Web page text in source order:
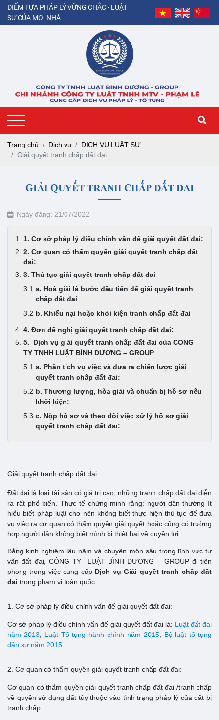
ĐIỂM TỰA PHÁP LÝ VỮNG CHẮC - LUẬT
SƯ CỦA MỌI NHÀ
Trang chủ Dịch vụ
DỊCH VỤ LUẬT SƯ
Giải quyết tranh chấp đất đai
GIẢI QUYẾT TRANH CHẤP ĐẤT ĐAI
Ngày đăng: 21/07/2022
1. Cơ sở pháp lý điều chỉnh vấn để giải quyết đất đai:
2. Cơ quan có thẩm quyền giải quyết tranh chấp đất
đai:
3. Thủ tục giải quyết tranh chấp đất đai
a. Hoà giải là bước đầu tiên để giải quyết tranh
chấp đất đai
b. Khiếu nại hoặc khởi kiện tranh chấp đất đai
4. Đơn đề nghị giải quyết tranh chấp đất đai:
5. Dịch vụ giải quyết tranh chấp đất đai của CÔNG
TY TNHH LUẬT BÌNH DƯƠNG – GROUP
a. Phân tích vụ việc và đưa ra chiến lược giải
quyết tranh chấp đất đai:
b. Thương lượng, hòa giải và chuẩn bị hồ sơ nếu
khởi kiện:
c. Nộp hồ sơ và theo dõi việc xử lý hồ sơ giải
quyết tranh chấp đất đai:
Giải quyết tranh chấp đất đai
Đất đai là loại tài sản có giá trị cao, những tranh chấp đất đai diễn
ra rất phổ biến. Thực tế chứng minh rằng: người dân thường ít
hiểu biết pháp luật cho nên không biết thực hiện thủ tục để đưa
vụ việc ra cơ quan có thẩm quyền giải quyết hoặc cũng có trường
hợp người dân không biết mình bị thiệt hại về quyền lợi.
Bằng kinh nghiệm lâu năm và chuyên môn sâu trong lĩnh vực tư
vấn đất đai, CÔNG TY LUẬT BÌNH DƯƠNG – GROUP đi tiên
phong trong việc cung cấp Dịch vụ Giải quyết tranh chấp đất
đai trong phạm vi toàn quốc.
1. Cơ sở pháp lý điều chỉnh vấn để giải quyết đất đai:
Cơ sở pháp lý điều chỉnh vấn để giải quyết đất đai là: Luật đất đai
năm 2013
Luật Tố tụng hành chính năm 2015, Bộ luật tố tụng
dân sự năm 2015.
2. Cơ quan có thẩm quyền giải quyết tranh chấp đất đai:
Cơ quan có thẩm quyền giải quyết tranh chấp đất đai /tranh chấp
về quyền sử dụng đất tùy thuộc vào tình trạng pháp lý của đất bị
tranh chấp: